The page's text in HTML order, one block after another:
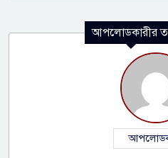
আপলোডকারীর